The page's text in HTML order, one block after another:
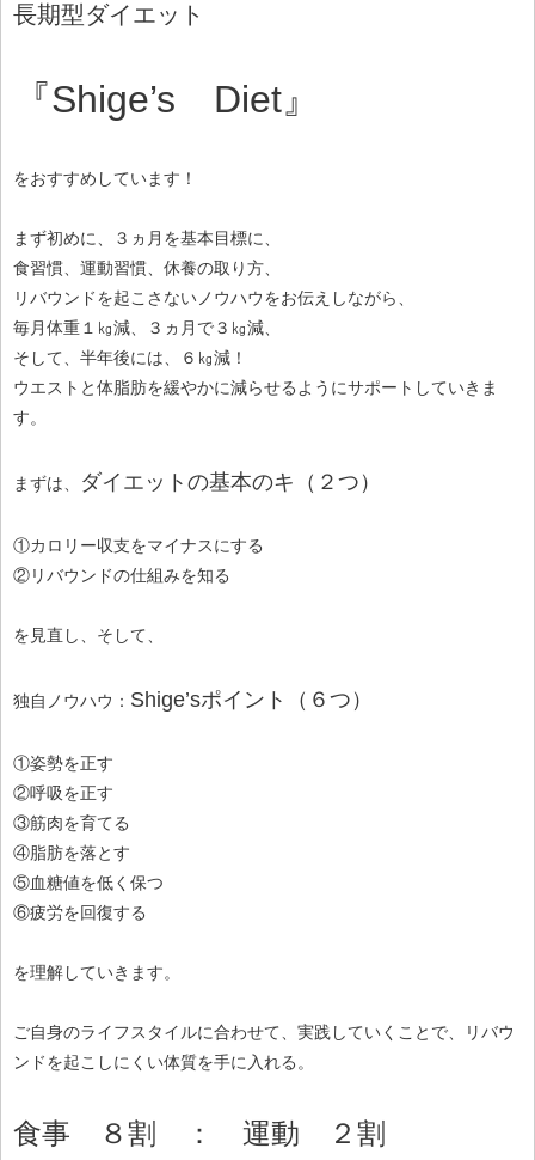
長期型ダイエット
『Shige’s Diet』
をおすすめしています！
まず初めに、３ヵ月を基本目標に、
食習慣、運動習慣、休養の取り方、
リバウンドを起こさないノウハウをお伝えしながら、
毎月体重１㎏減、３ヵ月で３㎏減、
そして、半年後には、６㎏減！
ウエストと体脂肪を緩やかに減らせるようにサポートしていきま
す。
まずは、 ダイエットの基本のキ（２つ）
①カロリー収支をマイナスにする
②リバウンドの仕組みを知る
を見直し、そして、
独自ノウハウ： Shige’sポイント（６つ）
①姿勢を正す
②呼吸を正す
③筋肉を育てる
④脂肪を落とす
⑤血糖値を低く保つ
⑥疲労を回復する
を理解していきます。
ご自身のライフスタイルに合わせて、実践していくことで、リバウ
ンドを起こしにくい体質を手に入れる。
食事 ８割 ： 運動 ２割